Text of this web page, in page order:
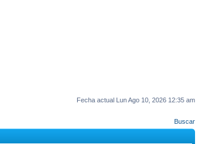
Fecha actual Lun Ago 10, 2026 12:35 am
Buscar